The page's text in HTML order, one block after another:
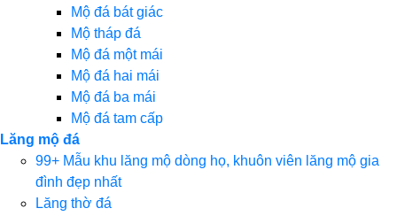
Mộ đá bát giác
Mộ tháp đá
Mộ đá một mái
Mộ đá hai mái
Mộ đá ba mái
Mộ đá tam cấp
Lăng mộ đá
99+ Mẫu khu lăng mộ dòng họ, khuôn viên lăng mộ gia
đình đẹp nhất
Lăng thờ đá